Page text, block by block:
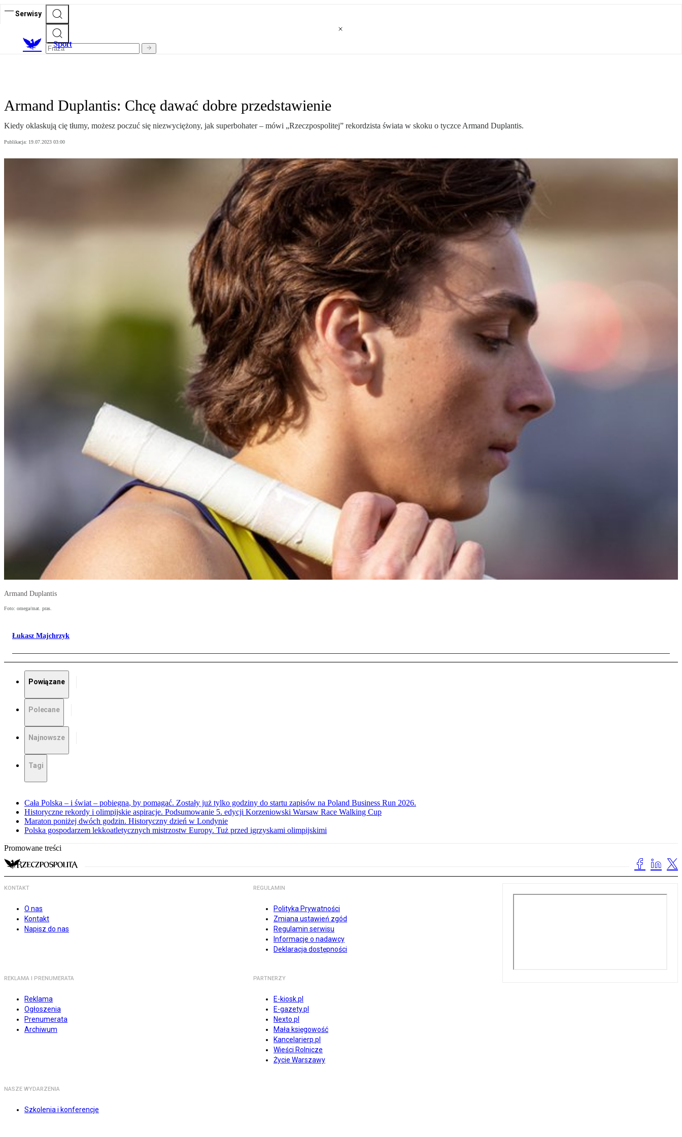
Serwisy
Sport
Armand Duplantis: Chcę dawać dobre przedstawienie
Kiedy oklaskują cię tłumy, możesz poczuć się niezwyciężony, jak superbohater – mówi „Rzeczpospolitej” rekordzista świata w skoku o tyczce Armand Duplantis.
Publikacja: 19.07.2023 03:00
Armand Duplantis
Foto: omega/mat. pras.
Łukasz Majchrzyk
Powiązane
Polecane
Najnowsze
Tagi
Cała Polska – i świat – pobiegną, by pomagać. Zostały już tylko godziny do startu zapisów na Poland Business Run 2026.
Historyczne rekordy i olimpijskie aspiracje. Podsumowanie 5. edycji Korzeniowski Warsaw Race Walking Cup
Maraton poniżej dwóch godzin. Historyczny dzień w Londynie
Polska gospodarzem lekkoatletycznych mistrzostw Europy. Tuż przed igrzyskami olimpijskimi
Promowane treści
KONTAKT
O nas
Kontakt
Napisz do nas
REGULAMIN
Polityka Prywatności
Zmiana ustawień zgód
Regulamin serwisu
Informacje o nadawcy
Deklaracja dostępności
REKLAMA I PRENUMERATA
Reklama
Ogłoszenia
Prenumerata
Archiwum
PARTNERZY
E-kiosk.pl
E-gazety.pl
Nexto.pl
Mała księgowość
Kancelarierp.pl
Wieści Rolnicze
Życie Warszawy
NASZE WYDARZENIA
Szkolenia i konferencje